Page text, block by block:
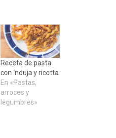
Receta de pasta
con ‘nduja y ricotta
En «Pastas,
arroces y
legumbres»